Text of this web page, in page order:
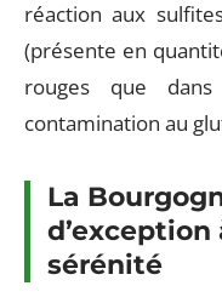
réaction aux
(présente en
rouges que
contamination au
La
sérénité